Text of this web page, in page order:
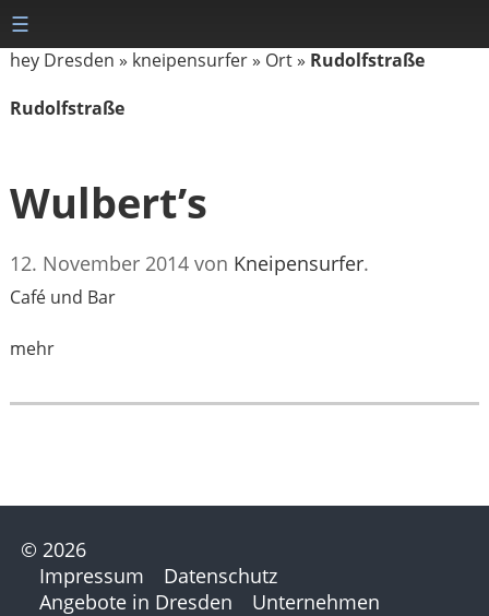
☰
hey Dresden » kneipensurfer» Ort» Rudolfstraße
Rudolfstraße
Wulbert’s
12. November 2014von Kneipensurfer.
Café und Bar
mehr
© 2026
Impressum
Datenschutz
Angebote in Dresden
Unternehmen